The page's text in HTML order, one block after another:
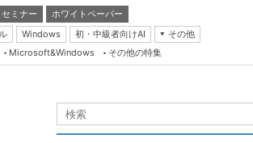
セミナー
ホワイトペーパー
Windows 初・中級者向けAI
その他
Server & Storage
Microsoft&Windows その他の特集